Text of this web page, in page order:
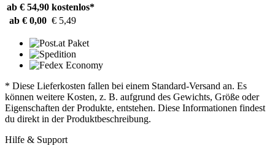
ab € 54,90 kostenlos*
ab € 0,00 € 5,49
* Diese Lieferkosten fallen bei einem Standard-Versand an. Es
können weitere Kosten, z. B. aufgrund des Gewichts, Größe oder
Eigenschaften der Produkte, entstehen. Diese Informationen findest
du direkt in der Produktbeschreibung.
Hilfe & Support